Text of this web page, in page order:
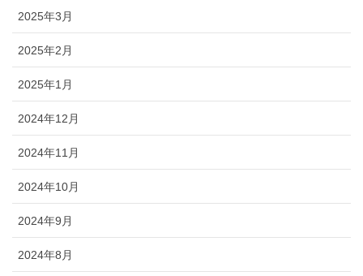
2025年3月
2025年2月
2025年1月
2024年12月
2024年11月
2024年10月
2024年9月
2024年8月